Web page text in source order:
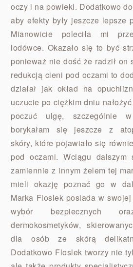
oczy i na powieki. Dodatkowo
aby efekty były jeszcze lepsze
Mianowicie poleciła mi
lodówce. Okazało się to być
ponieważ nie dość że radził on
redukcją cieni pod oczami to
działał jak okład na
uczucie po ciężkim dniu
poczuć ulgę, szczególnie
borykałam się jeszcze z
skóry, które pojawiało się
pod oczami. Wciągu dalszym
zamiennie z innym żelem tej
mieli okazję poznać go w
Marka Floslek posiada w
wybór bezpiecznych
dermokosmetyków,
dla osób ze skórą
Dodatkowo Floslek tworzy nie